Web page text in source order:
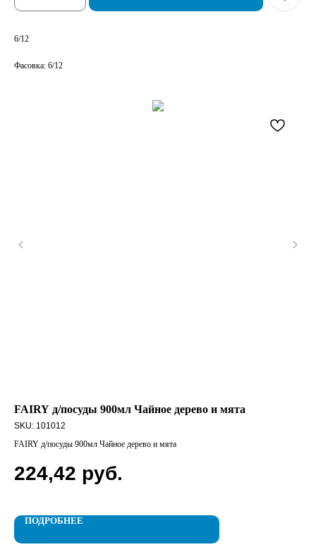
6/12
Фасовка: 6/12
FAIRY д/посуды 900мл Чайное дерево и мята
SKU: 101012
FAIRY д/посуды 900мл Чайное дерево и мята
224,42 руб.
ПОДРОБНЕЕ